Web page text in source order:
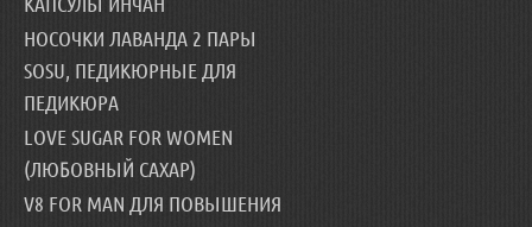
НОСОЧКИ ЛАВАНДА 2 ПАРЫ
SOSU, ПЕДИКЮРНЫЕ ДЛЯ
ПЕДИКЮРА
LOVE SUGAR FOR WOMEN
(ЛЮБОВНЫЙ САХАР)
V8 FOR MAN ДЛЯ ПОВЫШЕНИЯ